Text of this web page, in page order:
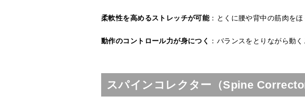
柔軟性を高めるストレッチが可能：とくに腰や背中の筋肉をほ
動作のコントロール力が身につく ：バランスをとりながら動
スパインコレクター（Spine